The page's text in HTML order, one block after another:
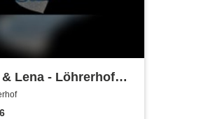
Lena - Löhrerhof